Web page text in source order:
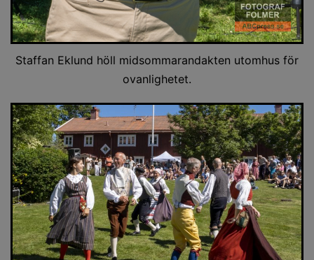
Staffan Eklund höll midsommarandakten utomhus för
ovanlighetet.